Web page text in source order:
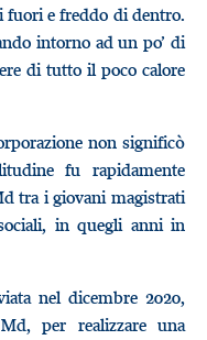
fuori e freddo di dentro.
intorno ad un po’ di
di tutto il poco calore
non significò
fu rapidamente
tra i giovani magistrati
in quegli anni in
nel dicembre 2020,
per realizzare una